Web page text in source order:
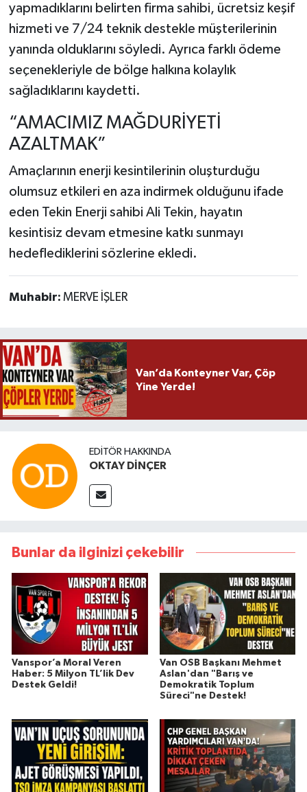
yapmadıklarını belirten firma sahibi, ücretsiz keşif
hizmeti ve 7/24 teknik destekle müşterilerinin
yanında olduklarını söyledi. Ayrıca farklı ödeme
seçenekleriyle de bölge halkına kolaylık
sağladıklarını kaydetti.
“AMACIMIZ MAĞDURİYETİ
AZALTMAK”
Amaçlarının enerji kesintilerinin oluşturduğu
olumsuz etkileri en aza indirmek olduğunu ifade
eden Tekin Enerji sahibi Ali Tekin, hayatın
kesintisiz devam etmesine katkı sunmayı
hedeflediklerini sözlerine ekledi.
Muhabir: MERVE İŞLER
Van’da Konteyner Var, Çöp
Yine Yerde!
EDITÖR HAKKINDA
OKTAY DİNÇER
Bunlar da ilginizi çekebilir
Vanspor’a Moral Veren
Haber: 5 Milyon TL’lik Dev
Destek Geldi!
Van OSB Başkanı Mehmet
Aslan'dan "Barış ve
Demokratik Toplum
Süreci"ne Destek!